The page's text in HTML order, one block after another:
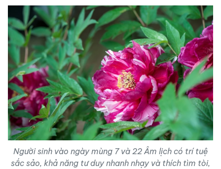
Người sinh vào ngày mùng 7 và 22 Âm lịch có trí tuệ
sắc sảo, khả năng tư duy nhanh nhạy và thích tìm tòi,